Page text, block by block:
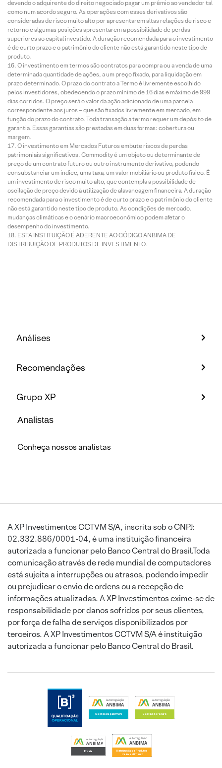
devendo o adquirente do direito negociado pagar um prêmio ao vendedor tal
como num acordo seguro. As operações com esses derivativos são
consideradas de risco muito alto por apresentarem altas relações de risco e
retorno e algumas posições apresentarem a possibilidade de perdas
superiores ao capital investido. A duração recomendada para o investimento
é de curto prazo e o patrimônio do cliente não está garantido neste tipo de
produto.
O investimento em termos são contratos para compra ou a venda de uma
determinada quantidade de ações, a um preço fixado, para liquidação em
prazo determinado. O prazo do contrato a Termo é livremente escolhido
pelos investidores, obedecendo o prazo mínimo de 16 dias e máximo de 999
dias corridos. O preço será o valor da ação adicionado de uma parcela
correspondente aos juros – que são fixados livremente em mercado, em
função do prazo do contrato. Toda transação a termo requer um depósito de
garantia. Essas garantias são prestadas em duas formas: cobertura ou
margem.
O investimento em Mercados Futuros embute riscos de perdas
patrimoniais significativos. Commodity é um objeto ou determinante de
preço de um contrato futuro ou outro instrumento derivativo, podendo
consubstanciar um índice, uma taxa, um valor mobiliário ou produto físico. É
um investimento de risco muito alto, que contempla a possibilidade de
oscilação de preço devido à utilização de alavancagem financeira. A duração
recomendada para o investimento é de curto prazo e o patrimônio do cliente
não está garantido neste tipo de produto. As condições de mercado,
mudanças climáticas e o cenário macroeconômico podem afetar o
desempenho do investimento.
ESTA INSTITUIÇÃO É ADERENTE AO CÓDIGO ANBIMA DE
DISTRIBUIÇÃO DE PRODUTOS DE INVESTIMENTO.
Análises
Recomendações
Grupo XP
Analistas
Conheça nossos analistas
A XP Investimentos CCTVM S/A, inscrita sob o CNPJ:
02.332.886/0001-04, é uma instituição financeira
autorizada a funcionar pelo Banco Central do Brasil.Toda
comunicação através de rede mundial de computadores
está sujeita a interrupções ou atrasos, podendo impedir
ou prejudicar o envio de ordens ou a recepção de
informações atualizadas. A XP Investimentos exime-se de
responsabilidade por danos sofridos por seus clientes,
por força de falha de serviços disponibilizados por
terceiros. A XP Investimentos CCTVM S/A é instituição
autorizada a funcionar pelo Banco Central do Brasil.